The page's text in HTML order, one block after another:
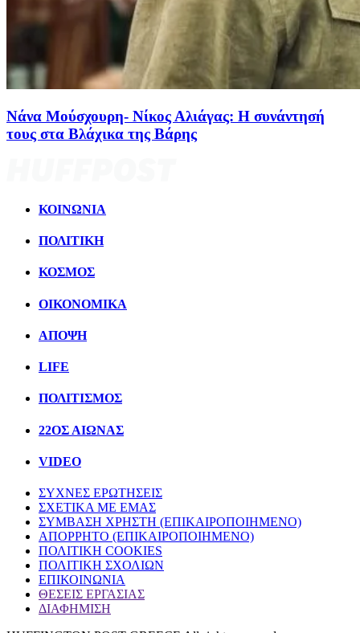
Νάνα Μούσχουρη- Νίκος Αλιάγας: Η συνάντησή
τους στα Βλάχικα της Βάρης
ΚΟΙΝΩΝΙΑ
ΠΟΛΙΤΙΚΗ
ΚΟΣΜΟΣ
ΟΙΚΟΝΟΜΙΚΑ
ΑΠΟΨΗ
LIFE
ΠΟΛΙΤIΣΜΟΣ
22ΟΣ ΑΙΩΝΑΣ
VIDEO
ΣΥΧΝΕΣ ΕΡΩΤΗΣΕΙΣ
ΣΧΕΤΙΚΑ ΜΕ ΕΜΑΣ
ΣΥΜΒΑΣΗ ΧΡΗΣΤΗ (ΕΠΙΚΑΙΡΟΠΟΙΗΜΕΝΟ)
ΑΠΟΡΡΗΤΟ (ΕΠΙΚΑΙΡΟΠΟΙΗΜΕΝΟ)
ΠΟΛΙΤΙΚΗ COOKIES
ΠΟΛΙΤΙΚΗ ΣΧΟΛΙΩΝ
ΕΠΙΚΟΙΝΩΝΙΑ
ΘΕΣΕΙΣ ΕΡΓΑΣΙΑΣ
ΔΙΑΦΗΜΙΣΗ